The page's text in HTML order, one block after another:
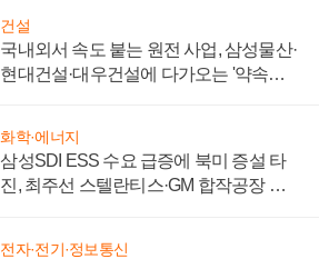
건설
국내외서 속도 붙는 원전 사업, 삼성물산·
현대건설·대우건설에 다가오는 '약속의
화학·에너지
삼성SDI ESS 수요 급증에 북미 증설 타
진, 최주선 스텔란티스·GM 합작공장 건
전자·전기·정보통신